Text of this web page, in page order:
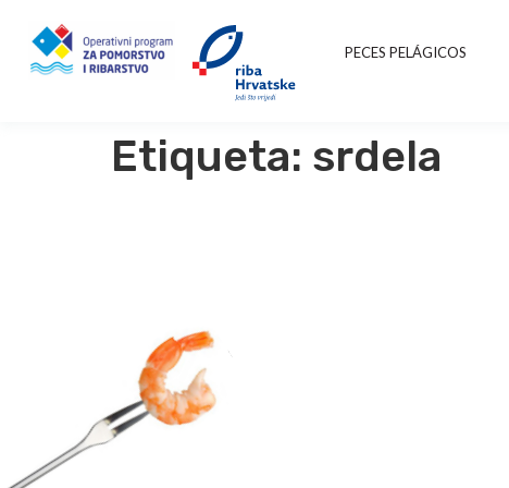
PECES PELÁGICOS
Etiqueta: srdela